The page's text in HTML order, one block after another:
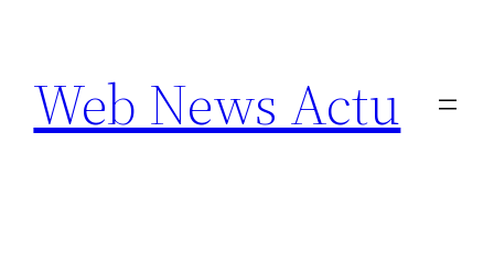
contenu
Web News Actu